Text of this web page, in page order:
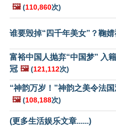
🖼️ (110,860次)
谁要毁掉“四千年美女”？鞠
富裕中国人抛弃“中国梦” 入
冠 🖼️ (121,112次)
“神韵万岁！”神韵之美令法
🖼️ (108,188次)
(更多生活娱乐文章......)